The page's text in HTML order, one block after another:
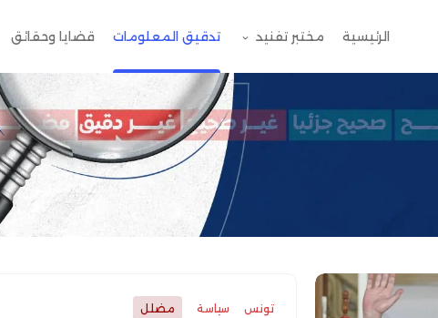
الرئيسية مختبر تفنيد تدقيق المعلومات قضايا وحقائق
تونس سياسة مضلل